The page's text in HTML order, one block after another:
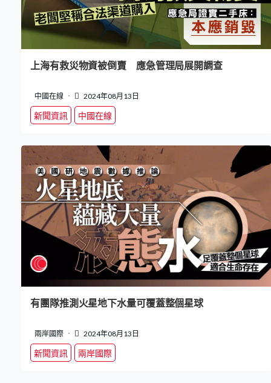
上海有救災物資被倒賣 應急管理局展開調查
中國在線 2024年08月13日
新聞資訊 中國在線
有團隊推測火星地下水量可覆蓋整個星球
兩岸國際 2024年08月13日
新聞資訊 兩岸國際